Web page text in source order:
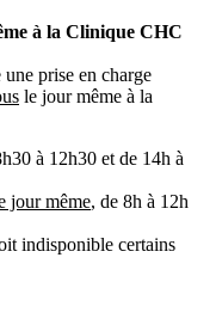
à la Clinique CHC
prise en charge
le jour même à la
à 12h30 et de 14h à
jour même, de 8h à 12h
indisponible certains